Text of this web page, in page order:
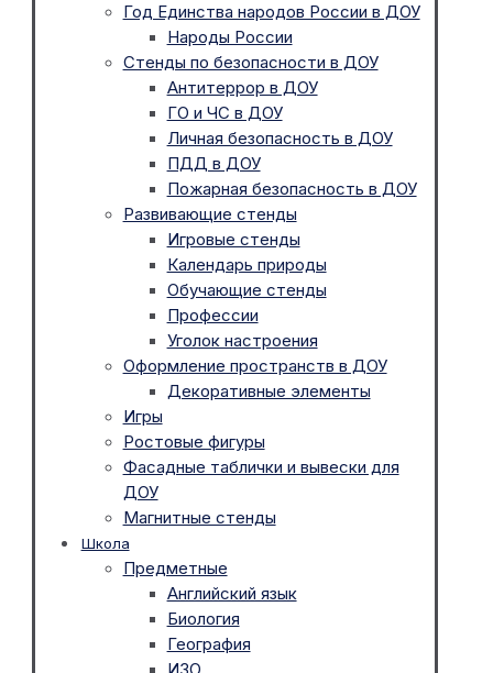
Год Единства народов России в ДОУ
Народы России
Стенды по безопасности в ДОУ
Антитеррор в ДОУ
ГО и ЧС в ДОУ
Личная безопасность в ДОУ
ПДД в ДОУ
Пожарная безопасность в ДОУ
Развивающие стенды
Игровые стенды
Календарь природы
Обучающие стенды
Профессии
Уголок настроения
Оформление пространств в ДОУ
Декоративные элементы
Игры
Ростовые фигуры
Фасадные таблички и вывески для
ДОУ
Магнитные стенды
Школа
Предметные
Английский язык
Биология
География